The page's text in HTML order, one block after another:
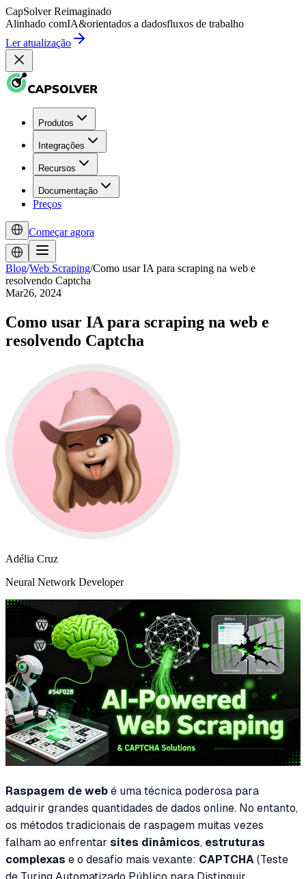
CapSolver Reimaginado
Alinhado comIA&orientados a dadosfluxos de trabalho
Ler atualização
Produtos
Integrações
Recursos
Documentação
Preços
Começar agora
Blog/Web Scraping/Como usar IA para scraping na web e
resolvendo Captcha
Mar26, 2024
Como usar IA para scraping na web e
resolvendo Captcha
Adélia Cruz
Neural Network Developer
Raspagem de web é uma técnica poderosa para
adquirir grandes quantidades de dados online. No entanto,
os métodos tradicionais de raspagem muitas vezes
falham ao enfrentar sites dinâmicos, estruturas
complexas e o desafio mais vexante: CAPTCHA (Teste